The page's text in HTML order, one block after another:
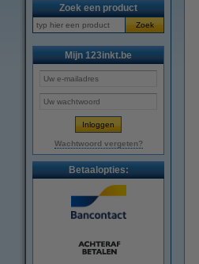
Zoek een product
Zoek
Mijn 123inkt.be
Wachtwoord vergeten?
Betaalopties: